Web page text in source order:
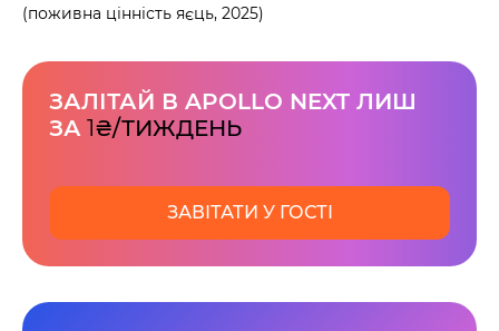
(поживна цінність яєць, 2025)
ЗАЛІТАЙ В APOLLO NEXT ЛИШ
ЗА 1₴/ТИЖДЕНЬ
ЗАВІТАТИ У ГОСТІ